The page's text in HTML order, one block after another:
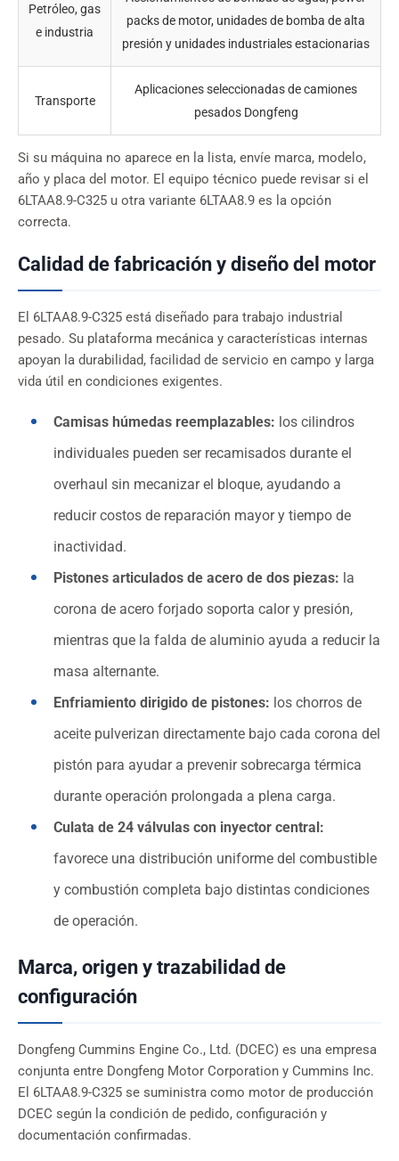
Petróleo, gas
e industria
packs de motor, unidades de bomba de alta
presión y unidades industriales estacionarias
Transporte
Aplicaciones seleccionadas de camiones
pesados Dongfeng
Si su máquina no aparece en la lista, envíe marca, modelo,
año y placa del motor. El equipo técnico puede revisar si el
6LTAA8.9-C325 u otra variante 6LTAA8.9 es la opción
correcta.
Calidad de fabricación y diseño del motor
El 6LTAA8.9-C325 está diseñado para trabajo industrial
pesado. Su plataforma mecánica y características internas
apoyan la durabilidad, facilidad de servicio en campo y larga
vida útil en condiciones exigentes.
Camisas húmedas reemplazables: los cilindros
individuales pueden ser recamisados durante el
overhaul sin mecanizar el bloque, ayudando a
reducir costos de reparación mayor y tiempo de
inactividad.
Pistones articulados de acero de dos piezas: la
corona de acero forjado soporta calor y presión,
mientras que la falda de aluminio ayuda a reducir la
masa alternante.
Enfriamiento dirigido de pistones: los chorros de
aceite pulverizan directamente bajo cada corona del
pistón para ayudar a prevenir sobrecarga térmica
durante operación prolongada a plena carga.
Culata de 24 válvulas con inyector central:
favorece una distribución uniforme del combustible
y combustión completa bajo distintas condiciones
de operación.
Marca, origen y trazabilidad de
configuración
Dongfeng Cummins Engine Co., Ltd. (DCEC) es una empresa
conjunta entre Dongfeng Motor Corporation y Cummins Inc.
El 6LTAA8.9-C325 se suministra como motor de producción
DCEC según la condición de pedido, configuración y
documentación confirmadas.